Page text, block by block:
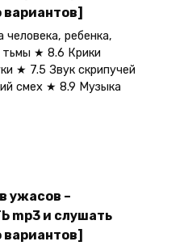
вариантов]
человека, ребенка,
тьмы ★ 8.6 Крики
★ 7.5 Звук скрипучей
смех ★ 8.9 Музыка
ужасов –
mp3 и слушать
вариантов]